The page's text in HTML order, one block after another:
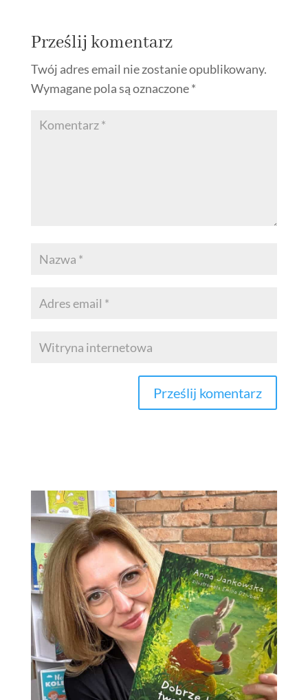
Prześlij komentarz
Twój adres email nie zostanie opublikowany.
Wymagane pola są oznaczone*